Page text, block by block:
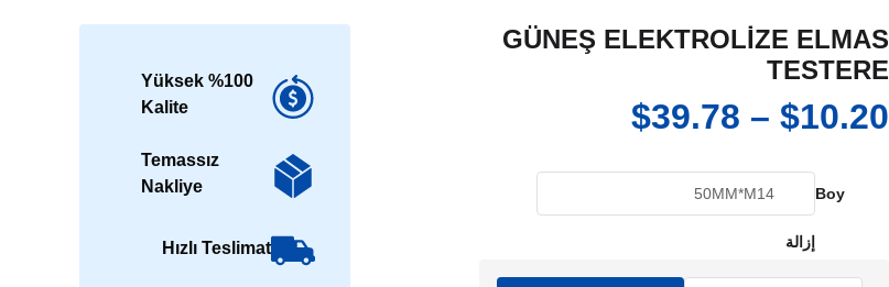
GÜNEŞ ELEKTROLİZE ELMAS
TESTERE
$10.20
–
$39.78 نطاق
من
Boy
إزالة
%100 Yüksek
Kalite
Temassız
Nakliye
Hızlı Teslimat